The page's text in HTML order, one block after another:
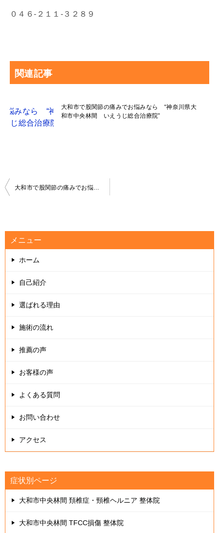
０４６-２１１-３２８９
関連記事
大和市で股関節の痛みでお悩みなら “神奈川県大
和市中央林間 いえうじ総合治療院”
投
ビ
ゲ
ー
シ
メニュー
ホーム
自己紹介
選ばれる理由
施術の流れ
推薦の声
お客様の声
よくある質問
お問い合わせ
アクセス
症状別ページ
大和市中央林間 頚椎症・頸椎ヘルニア 整体院
大和市中央林間 TFCC損傷 整体院